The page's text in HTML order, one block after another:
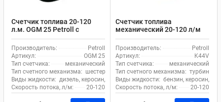
Счетчик топлива 20-120
л.м. OGM 25 Petroll с
шестернями для бензина и
масла
Производитель:
Petroll
Артикул:
OGM 25
Тип счетчика:
механический
Тип счетного механизма: шестерни
Виды жидкости: дизель, керосин, бензин, химия, кислота, масло
Скорость потока, л/м:
20-120
Счетчик топлива
механический 20-120 л/м
1% Petroll K44V для учета
бензина
Производитель:
Petroll
Артикул:
K44V
Тип счетчика:
механический
Тип счетного механизма: турбина
Виды жидкости: бензин, керосин,
Скорость потока, л/м:
20-120